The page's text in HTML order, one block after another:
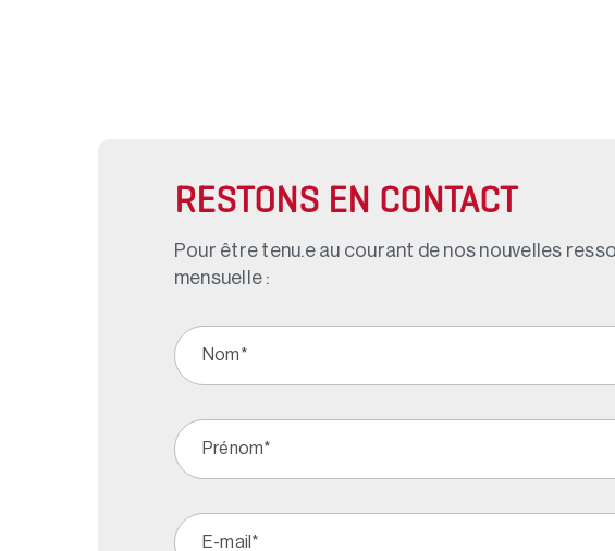
RESTONS EN CONTACT
Pour être tenu.e au courant de nos nouvelles
mensuelle :